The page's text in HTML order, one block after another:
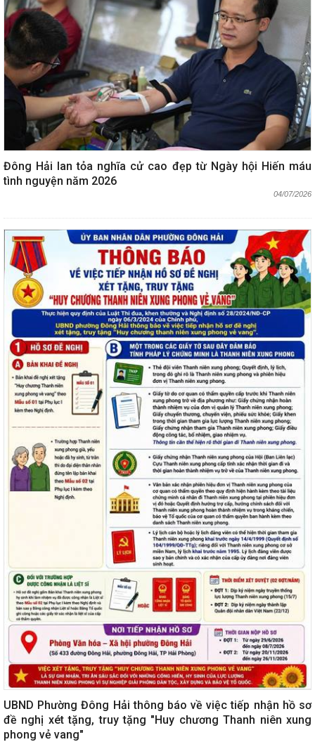
Đông Hải lan tỏa nghĩa cử cao đẹp từ Ngày hội Hiến máu
tình nguyện năm 2026
04/07/2026
UBND Phường Đông Hải thông báo về việc tiếp nhận hồ sơ
đề nghị xét tặng, truy tặng "Huy chương Thanh niên xung
phong vẻ vang"